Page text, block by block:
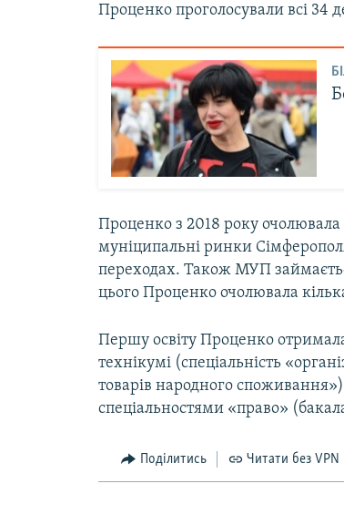
Проценко проголосували всі 34
Проценко з 2018 року
муніципальні ринки
переходах. Також МУП
цього Проценко очолювала
Першу освіту Проценко
технікумі (спеціальність
товарів народного
спеціальностями «право»
Поділитись Читати без VPN